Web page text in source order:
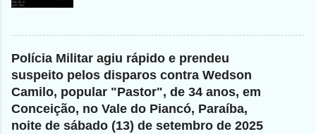
Polícia Militar agiu rápido e prendeu
suspeito pelos disparos contra Wedson
Camilo, popular "Pastor", de 34 anos, em
Conceição, no Vale do Piancó, Paraíba,
noite de sábado (13) de setembro de 2025